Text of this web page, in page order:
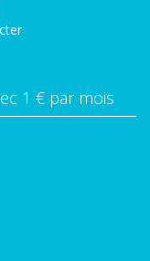
1 € par mois